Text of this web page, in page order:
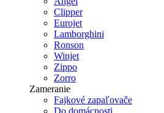
Clipper
Eurojet
Lamborghini
Ronson
Winjet
Zippo
Zorro
Zameranie
Fajkové zapaľovače
Do domácnosti